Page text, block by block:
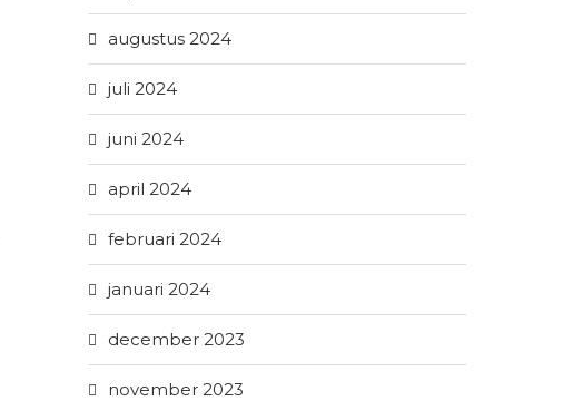
augustus 2024
juli 2024
juni 2024
april 2024
februari 2024
januari 2024
december 2023
november 2023